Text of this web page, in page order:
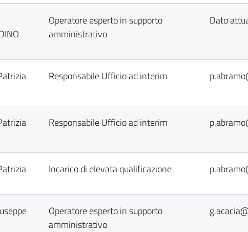
Operatore esperto in supporto
amministrativo
Dato
Responsabile Ufficio ad interim
Responsabile Ufficio ad interim
Incarico di elevata qualificazione
Operatore esperto in supporto
amministrativo